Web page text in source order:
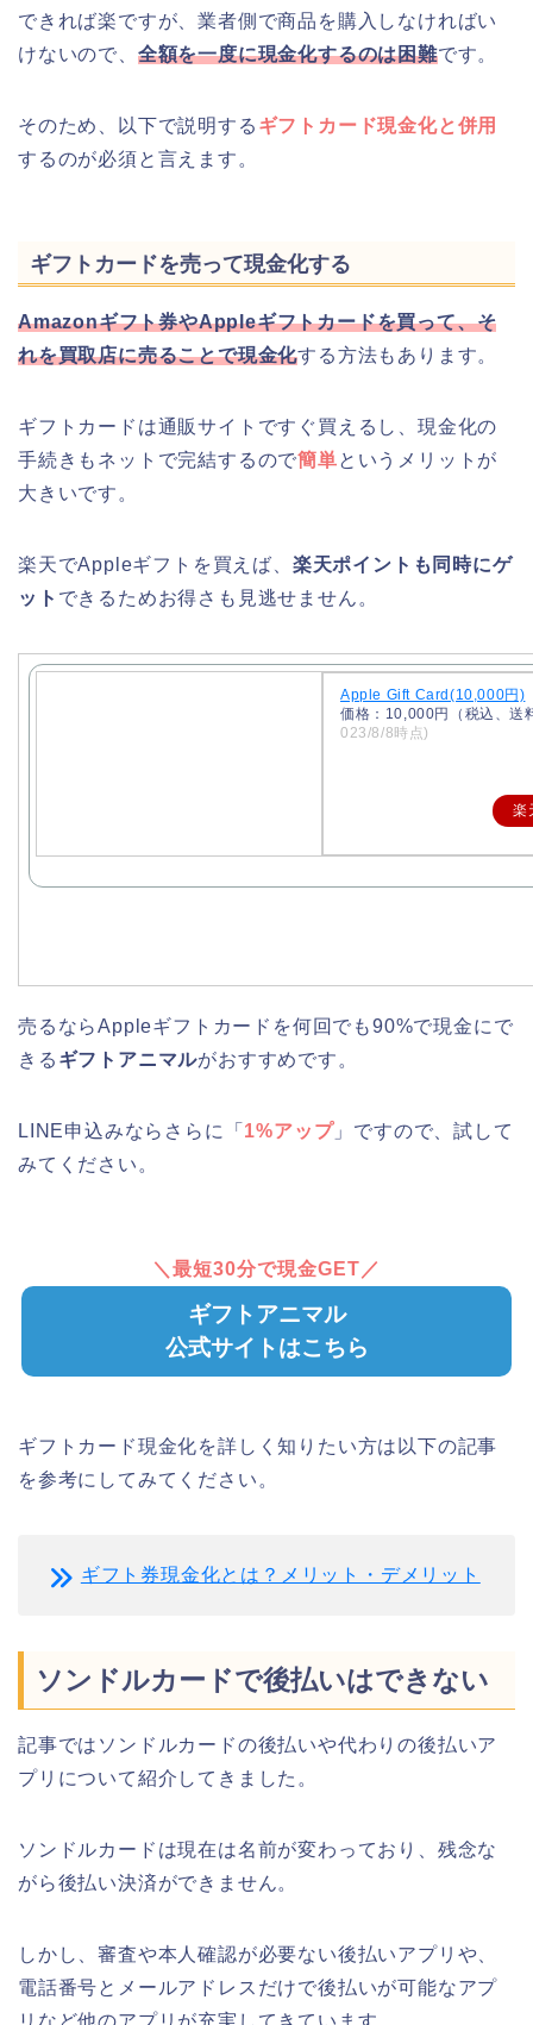
できれば楽ですが、業者側で商品を購入しなければい
けないので、 全額を一度に現金化するのは困難です。
そのため、以下で説明する ギフトカード現金化と併用
するのが必須と言えます。
ギフトカードを売って現金化する
Amazonギフト券やAppleギフトカードを買って、そ
れを買取店に売ることで現金化する方法もあります。
ギフトカードは通販サイトですぐ買えるし、現金化の
手続きもネットで完結するので簡単というメリットが
大きいです。
楽天でAppleギフトを買えば、 楽天ポイントも同時にゲ
ット できるためお得さも見逃せません。
Apple Gift Card(10,000円)
価格：10,000円（税込、送
023/8/8時点)
楽
売るならAppleギフトカードを何回でも90%で現金にで
きる ギフトアニマルがおすすめです。
LINE申込みならさらに「 1%アップ」ですので、試して
みてください。
＼最短30分で現金GET／
ギフトアニマル
公式サイトはこちら
ギフトカード現金化を詳しく知りたい方は以下の記事
を参考にしてみてください。
ギフト券現金化とは？メリット・デメリット
ソンドルカードで後払いはできない
記事ではソンドルカードの後払いや代わりの後払いア
プリについて紹介してきました。
ソンドルカードは現在は名前が変わっており、残念な
がら後払い決済ができません。
しかし、審査や本人確認が必要ない後払いアプリや、
電話番号とメールアドレスだけで後払いが可能なアプ
リなど他のアプリが充実してきています。